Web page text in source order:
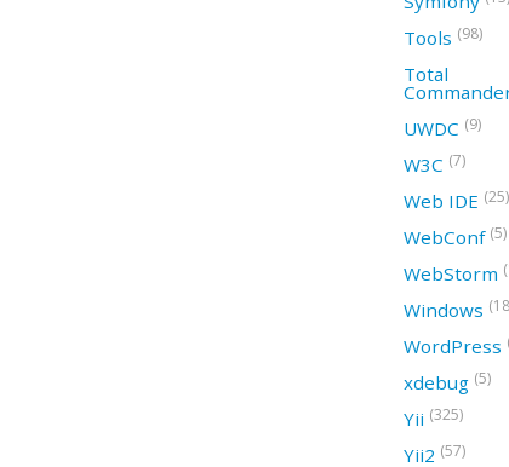
Tools (98)
Total
UWDC (9)
W3C (7)
Web IDE (25)
WebConf (5)
WebStorm
Windows
WordPress
xdebug (5)
Yii (325)
Yii2 (57)